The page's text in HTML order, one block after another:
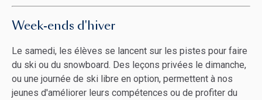
Week-ends d'hiver
Le samedi, les élèves se lancent sur les pistes pour faire
du ski ou du snowboard. Des leçons privées le dimanche,
ou une journée de ski libre en option, permettent à nos
jeunes d'améliorer leurs compétences ou de profiter du